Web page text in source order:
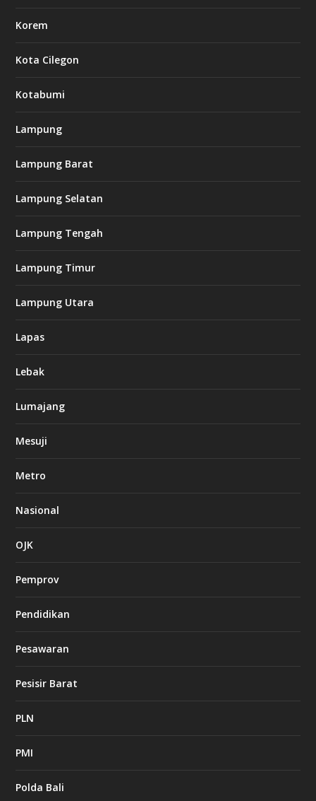
Korem
Kota Cilegon
Kotabumi
Lampung
Lampung Barat
Lampung Selatan
Lampung Tengah
Lampung Timur
Lampung Utara
Lapas
Lebak
Lumajang
Mesuji
Metro
Nasional
OJK
Pemprov
Pendidikan
Pesawaran
Pesisir Barat
PLN
PMI
Polda Bali